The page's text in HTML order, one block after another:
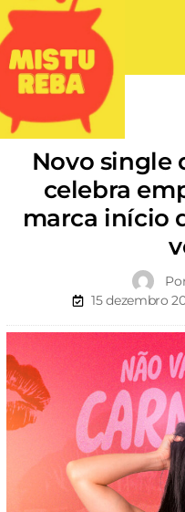
Novo single
celebra
marca início
15 dezembro